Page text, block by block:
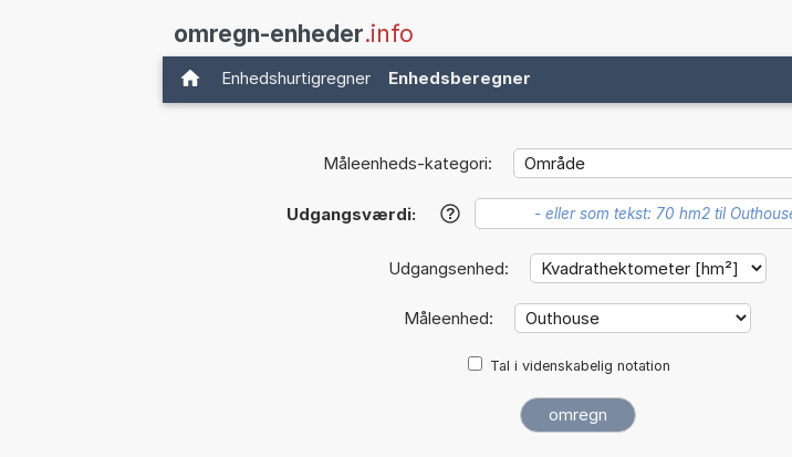
omregn-enheder.info
Enhedshurtigregner Enhedsberegner
Måleenheds-kategori:
Udgangsværdi: ?
Udgangsenhed:
Måleenhed:
Tal i videnskabelig notation